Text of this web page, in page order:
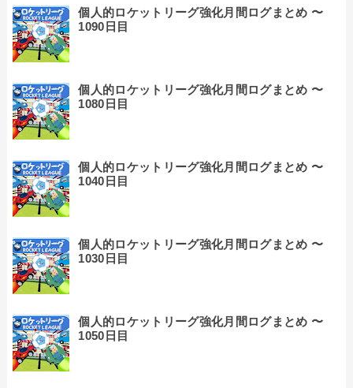
個人的ロケットリーグ強化月間ログまとめ 〜
1090日目
個人的ロケットリーグ強化月間ログまとめ 〜
1080日目
個人的ロケットリーグ強化月間ログまとめ 〜
1040日目
個人的ロケットリーグ強化月間ログまとめ 〜
1030日目
個人的ロケットリーグ強化月間ログまとめ 〜
1050日目